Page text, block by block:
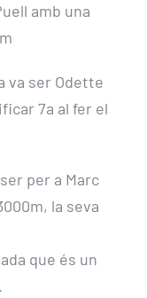
amb una
va ser Odette
7a al fer el
per a Marc
la seva
que és un